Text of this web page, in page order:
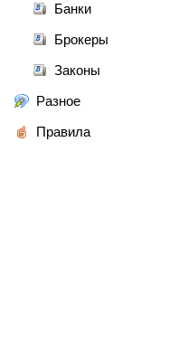
Банки
Брокеры
Законы
Разное
Правила